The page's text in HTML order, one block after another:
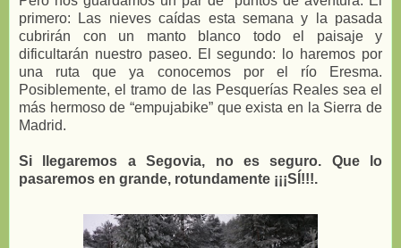
primero: Las nieves caídas esta semana y la pasada
cubrirán con un manto blanco todo el paisaje y
dificultarán nuestro paseo. El segundo: lo haremos por
una ruta que ya conocemos por el río Eresma.
Posiblemente, el tramo de las Pesquerías Reales sea el
más hermoso de “empujabike” que exista en la Sierra de
Madrid.
Si llegaremos a Segovia, no es seguro. Que lo
pasaremos en grande, rotundamente ¡¡¡SÍ!!!.